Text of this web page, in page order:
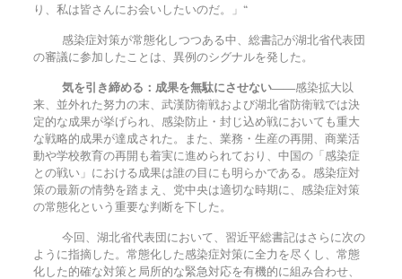
り、私は皆さんにお会いしたいのだ。」“
感染症対策が常態化しつつある中、総書記が湖北省代表団
の審議に参加したことは、異例のシグナルを発した。
気を引き締める：成果を無駄にさせない――感染拡大以
来、並外れた努力の末、武漢防衛戦および湖北省防衛戦では決
定的な成果が挙げられ、感染防止・封じ込め戦においても重大
な戦略的成果が達成された。また、業務・生産の再開、商業活
動や学校教育の再開も着実に進められており、中国の「感染症
との戦い」における成果は誰の目にも明らかである。感染症対
策の最新の情勢を踏まえ、党中央は適切な時期に、感染症対策
の常態化という重要な判断を下した。
今回、湖北省代表団において、習近平総書記はさらに次の
ように指摘した。常態化した感染症対策に全力を尽くし、常態
化した的確な対策と局所的な緊急対応を有機的に組み合わせ、